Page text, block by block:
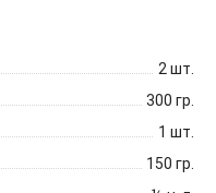
2 шт.
300 гр.
1 шт.
150 гр.